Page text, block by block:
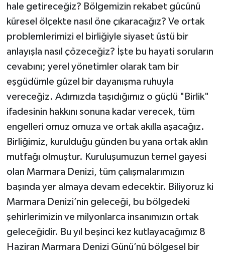
hale getireceğiz? Bölgemizin rekabet gücünü
küresel ölçekte nasıl öne çıkaracağız? Ve ortak
problemlerimizi el birliğiyle siyaset üstü bir
anlayışla nasıl çözeceğiz? İşte bu hayati soruların
cevabını; yerel yönetimler olarak tam bir
eşgüdümle güzel bir dayanışma ruhuyla
vereceğiz. Adımızda taşıdığımız o güçlü "Birlik"
ifadesinin hakkını sonuna kadar verecek, tüm
engelleri omuz omuza ve ortak akılla aşacağız.
Birliğimiz, kurulduğu günden bu yana ortak aklın
mutfağı olmuştur. Kuruluşumuzun temel gayesi
olan Marmara Denizi, tüm çalışmalarımızın
başında yer almaya devam edecektir. Biliyoruz ki
Marmara Denizi’nin geleceği, bu bölgedeki
şehirlerimizin ve milyonlarca insanımızın ortak
geleceğidir. Bu yıl beşinci kez kutlayacağımız 8
Haziran Marmara Denizi Günü’nü bölgesel bir